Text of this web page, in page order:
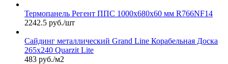
Термопанель Регент ППС 1000х680х60 мм R766NF14
2242.5 руб./шт
Сайдинг металлический Grand Line Корабельная Доска
265х240 Quarzit Lite
483 руб./м2